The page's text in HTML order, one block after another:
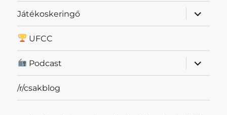
Játékoskeringő
almenü
UFCC
Podcast
almenü
/r/csakblog